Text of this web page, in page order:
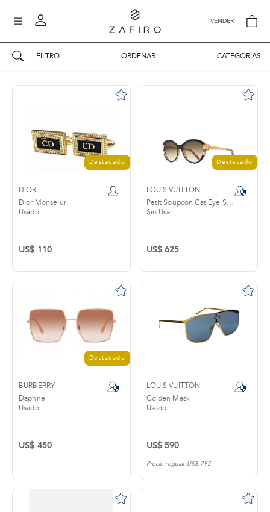
VENDER
FILTRO ORDENAR CATEGORÍAS
Publicaciones
Compras
Ventas
Destacado
DIOR
Dior Monseiur
Usado
US$ 110
Destacado
LOUIS VUITTON
Petit Soupcon Cat Eye Sunglasses
Sin Usar
US$ 625
Destacado
BURBERRY
Daphne
Usado
US$ 450
LOUIS VUITTON
Golden Mask
Usado
US$ 590
Precio regular US$ 795